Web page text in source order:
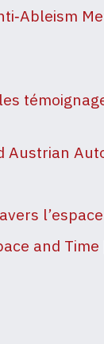
Austrian
and Time